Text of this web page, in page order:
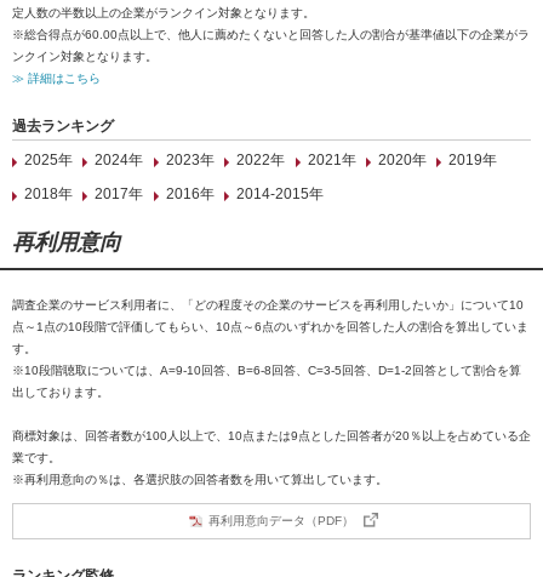
定人数の半数以上の企業がランクイン対象となります。
※総合得点が60.00点以上で、他人に薦めたくないと回答した人の割合が基準値以下の企業がラ
ンクイン対象となります。
≫ 詳細はこちら
過去ランキング
2025年
2024年 2023年 2022年 2021年 2020年
2019年
2018年
2017年 2016年 2014-2015年
再利用意向
調査企業のサービス利用者に、「どの程度その企業のサービスを再利用したいか」について10
点～1点の10段階で評価してもらい、10点～6点のいずれかを回答した人の割合を算出していま
す。
※10段階聴取については、A=9-10回答、B=6-8回答、C=3-5回答、D=1-2回答として割合を算
出しております。
商標対象は、回答者数が100人以上で、10点または9点とした回答者が20％以上を占めている企
業です。
※再利用意向の％は、各選択肢の回答者数を用いて算出しています。
再利用意向データ（PDF）